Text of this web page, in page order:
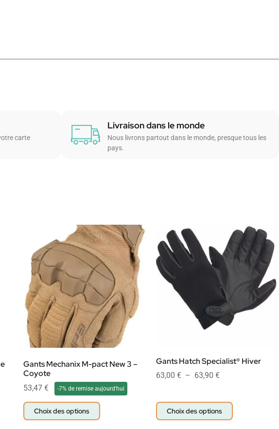
carte
Livraison dans le monde
Nous livrons partout dans le monde, presque tous les
pays.
Gants Mechanix M-pact New 3 –
Coyote
53,47€ -7% de remise aujourd'hui
Choix des options
Gants Hatch Specialist® Hiver
63,00€ – 63,90€
Choix des options